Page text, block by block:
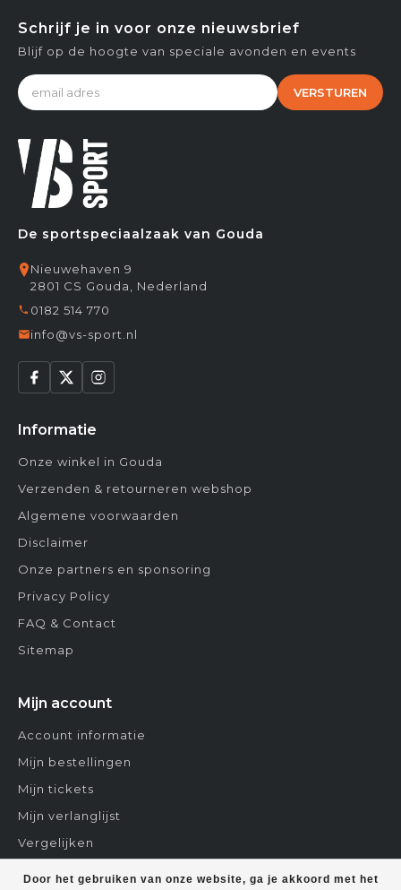
Door het gebruiken van onze website, ga je akkoord met het
De sportspeciaalzaak van Gouda
Nieuwehaven 9
2801 CS Gouda, Nederland
0182 514 770
info@vs-sport.nl
Informatie
Onze winkel in Gouda
Verzenden & retourneren webshop
Algemene voorwaarden
Disclaimer
Onze partners en sponsoring
Privacy Policy
FAQ & Contact
Sitemap
Mijn account
Account informatie
Mijn bestellingen
Mijn tickets
Mijn verlanglijst
Vergelijken
Schrijf je in voor onze nieuwsbrief
Blijf op de hoogte van speciale avonden en events
VERSTUREN